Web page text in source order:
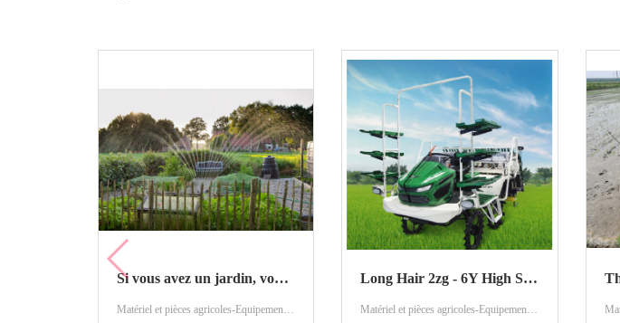
Si vous avez un jardin, vous pourriez avoir besoin d'un arroseur de jardin
Matériel et pièces agricoles-Equipement agricole-Irrigation
Long Hair 2zg - 6Y High Speed ride transplanter
Matériel et pièces agricoles-Equipement agricole-Plantation de machines